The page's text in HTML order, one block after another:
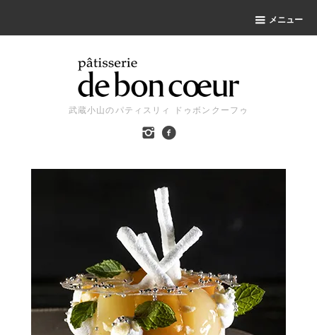
メニュー
武蔵小山のパティスリィ ドゥボンクーフゥ